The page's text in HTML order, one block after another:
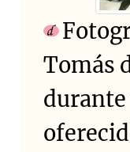
Tomás